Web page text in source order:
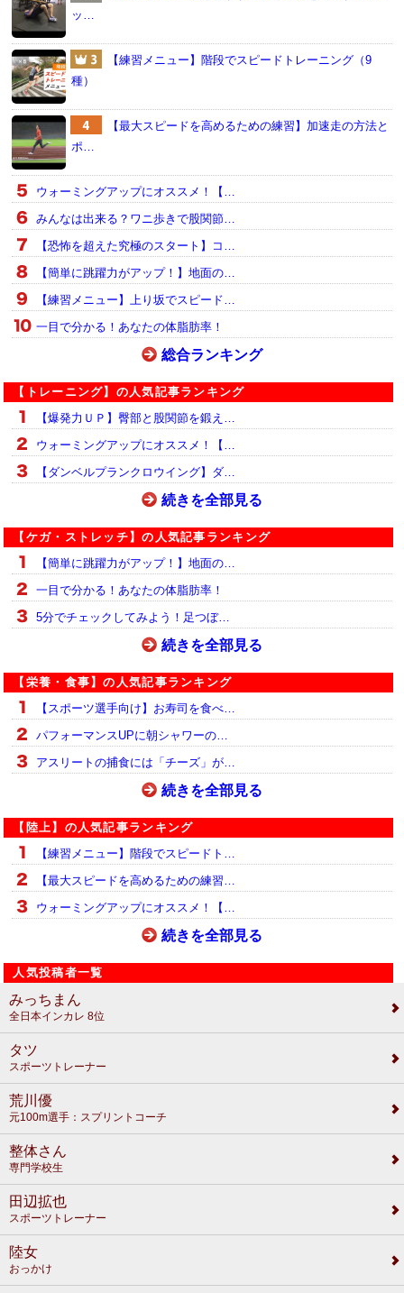
ッ…
【練習メニュー】階段でスピードトレーニング（9
種）
【最大スピードを高めるための練習】加速走の方法と
ポ…
ウォーミングアップにオススメ！【…
みんなは出来る？ワニ歩きで股関節…
【恐怖を超えた究極のスタート】コ…
【簡単に跳躍力がアップ！】地面の…
【練習メニュー】上り坂でスピード…
一目で分かる！あなたの体脂肪率！
総合ランキング
【トレーニング】の人気記事ランキング
【爆発力ＵＰ】臀部と股関節を鍛え…
ウォーミングアップにオススメ！【…
【ダンベルプランクロウイング】ダ…
続きを全部見る
【ケガ・ストレッチ】の人気記事ランキング
【簡単に跳躍力がアップ！】地面の…
一目で分かる！あなたの体脂肪率！
5分でチェックしてみよう！足つぼ…
続きを全部見る
【栄養・食事】の人気記事ランキング
【スポーツ選手向け】お寿司を食べ…
パフォーマンスUPに朝シャワーの…
アスリートの捕食には「チーズ」が…
続きを全部見る
【陸上】の人気記事ランキング
【練習メニュー】階段でスピードト…
【最大スピードを高めるための練習…
ウォーミングアップにオススメ！【…
続きを全部見る
人気投稿者一覧
みっちまん
全日本インカレ 8位
タツ
スポーツトレーナー
荒川優
元100m選手：スプリントコーチ
整体さん
専門学校生
田辺拡也
スポーツトレーナー
陸女
おっかけ